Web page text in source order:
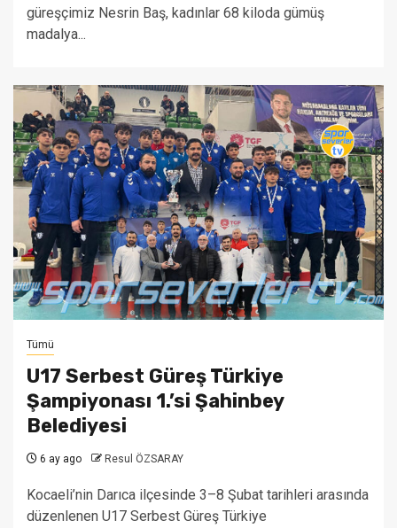
güreşçimiz Nesrin Baş, kadınlar 68 kiloda gümüş
madalya...
Tümü
U17 Serbest Güreş Türkiye
Şampiyonası 1.’si Şahinbey
Belediyesi
6 ay ago Resul ÖZSARAY
Kocaeli’nin Darıca ilçesinde 3–8 Şubat tarihleri arasında
düzenlenen U17 Serbest Güreş Türkiye